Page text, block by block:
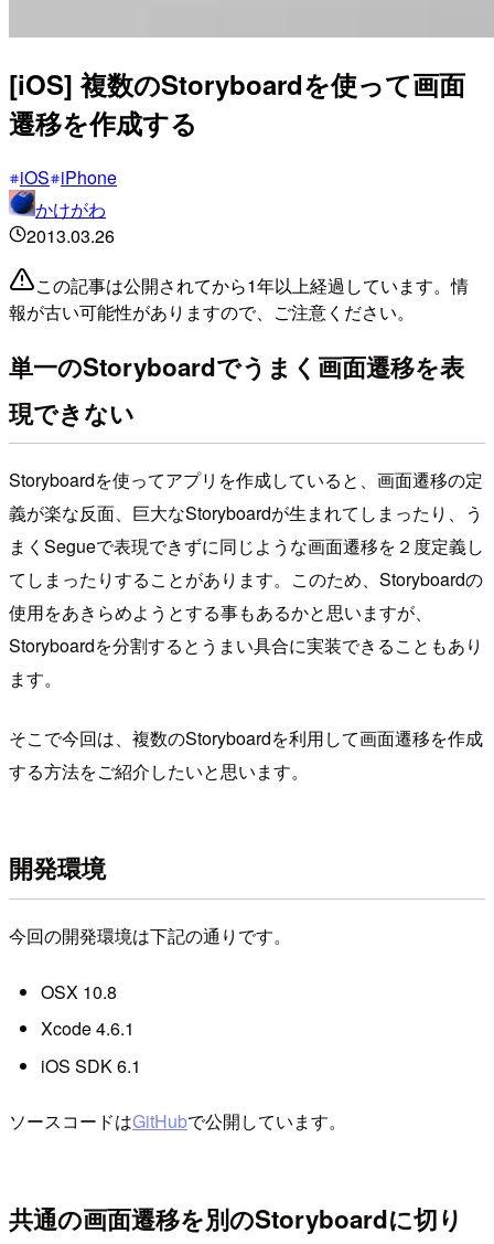
[iOS] 複数のStoryboardを使って画面
遷移を作成する
iOS iPhone
かけがわ
2013.03.26
この記事は公開されてから1年以上経過しています。情
報が古い可能性がありますので、ご注意ください。
単一のStoryboardでうまく画面遷移を表
現できない
Storyboardを使ってアプリを作成していると、画面遷移の定
義が楽な反面、巨大なStoryboardが生まれてしまったり、う
まくSegueで表現できずに同じような画面遷移を２度定義し
てしまったりすることがあります。このため、Storyboardの
使用をあきらめようとする事もあるかと思いますが、
Storyboardを分割するとうまい具合に実装できることもあり
ます。
そこで今回は、複数のStoryboardを利用して画面遷移を作成
する方法をご紹介したいと思います。
開発環境
今回の開発環境は下記の通りです。
OSX 10.8
Xcode 4.6.1
iOS SDK 6.1
ソースコードはGitHubで公開しています。
共通の画面遷移を別のStoryboardに切り